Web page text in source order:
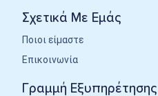
Σχετικά Με Εμάς
Ποιοι είμαστε
Επικοινωνία
Γραμμή Εξυπηρέτησης